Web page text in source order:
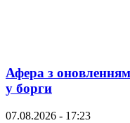
Афера з
у борги
07.08.2026 - 17:23